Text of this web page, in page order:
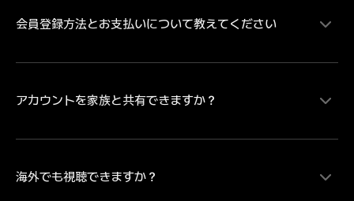
MLB、サウジ・プロフェッショナルリーグの試合をラ
平ら日本を代表するプレイヤーの試合を中心にレギュラ
配信。MLB日本人選手ダイジェスト映像や試合ハイラ
録をしていただければどなたでも無料で視聴いただけま
登録後に有料会員への登録が必要となります。
会員登録方法とお支払いについて教えてください
SPOTV NOWの有料コンテンツをご視聴いただく場
お支払い方法のご登録にあたり Android端末のアプリか
play決済」 iOS端末のアプリからお支払い方法をご登録
アカウントを家族と共有できますか？
各アカウントには、1人のユーザーのみがアクセスでき
海外でも視聴できますか？